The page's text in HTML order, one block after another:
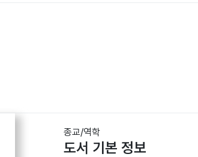
종교/역학
도서 기본 정보